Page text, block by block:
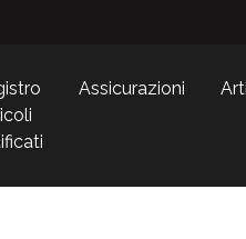
Assicurazioni